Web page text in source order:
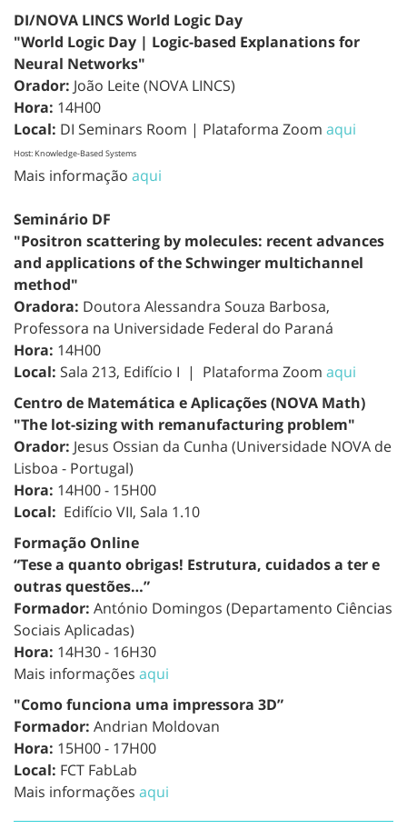
DI/NOVA LINCS World Logic Day
"World Logic Day | Logic-based Explanations for
Neural Networks"
Orador: João Leite (NOVA LINCS)
Hora: 14H00
Local: DI Seminars Room | Plataforma Zoom aqui
Host: Knowledge-Based Systems
Mais informação aqui
Seminário DF
"Positron scattering by molecules: recent advances
and applications of the Schwinger multichannel
method"
Oradora: Doutora Alessandra Souza Barbosa,
Professora na Universidade Federal do Paraná
Hora: 14H00
Local: Sala 213, Edifício I | Plataforma Zoom aqui
Centro de Matemática e Aplicações (NOVA Math)
"The lot-sizing with remanufacturing problem"
Orador: Jesus Ossian da Cunha (Universidade NOVA de
Lisboa - Portugal)
Hora: 14H00 - 15H00
Local: Edifício VII, Sala 1.10
Formação Online
“Tese a quanto obrigas! Estrutura, cuidados a ter e
outras questões…”
Formador: António Domingos (Departamento Ciências
Sociais Aplicadas)
Hora: 14H30 - 16H30
Mais informações aqui
"Como funciona uma impressora 3D”
Formador: Andrian Moldovan
Hora: 15H00 - 17H00
Local: FCT FabLab
Mais informações aqui